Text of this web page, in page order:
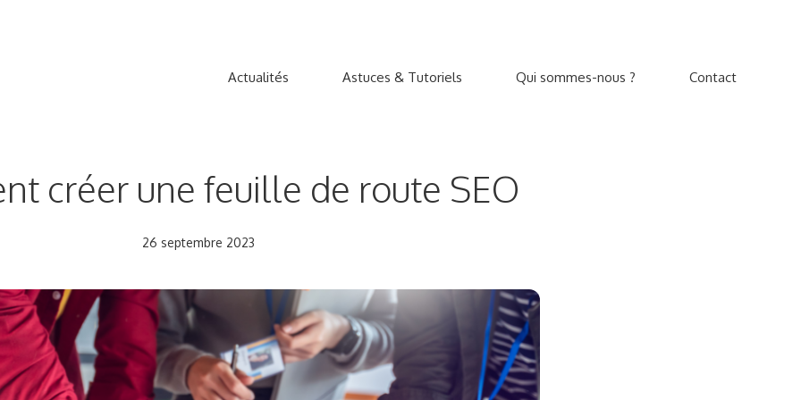
Actualités Astuces & Tutoriels Qui sommes-nous ? Contact
créer une feuille de route SEO
26 septembre 2023